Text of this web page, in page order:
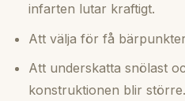
infarten lutar kraftigt.
Att välja för få
Att underskatta snölast
konstruktionen blir större.